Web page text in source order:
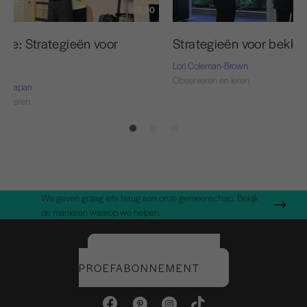
49:30
Strategieën voor
Capan
leren
Strategieën voor
Lori Coleman-Brown
Observeren en leren
We geven graag iets terug aan onze gemeenschap. Bekijk
de manieren waarop we helpen.
PROEFABONNEMENT